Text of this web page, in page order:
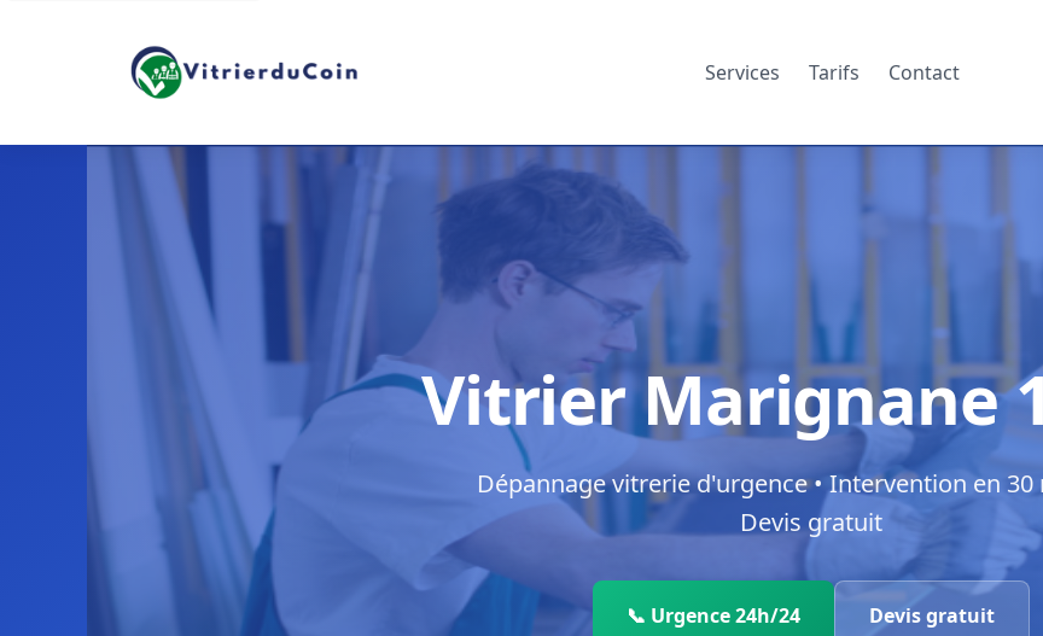
Services Tarifs Contact
Vitrier Marignane
Dépannage vitrerie d'urgence • Intervention en 30
Devis gratuit
📞 Urgence 24h/24 Devis gratuit